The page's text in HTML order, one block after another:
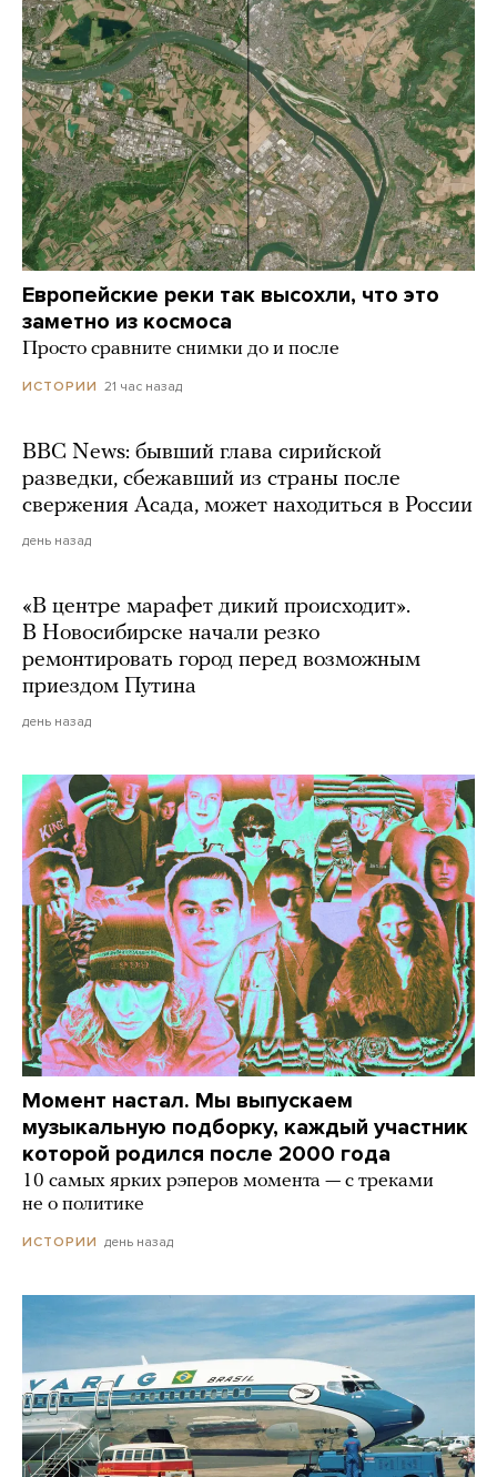
Европейские реки так высохли, что это
заметно из космоса
Просто сравните снимки до и после
ИСТОРИИ 21 час назад
BBC News: бывший глава сирийской
разведки, сбежавший из страны после
свержения Асада, может находиться в России
день назад
«В центре марафет дикий происходит».
В Новосибирске начали резко
ремонтировать город перед возможным
приездом Путина
день назад
Момент настал. Мы выпускаем
музыкальную подборку, каждый участник
которой родился после 2000 года
10 самых ярких рэперов момента — с треками
не о политике
ИСТОРИИ день назад